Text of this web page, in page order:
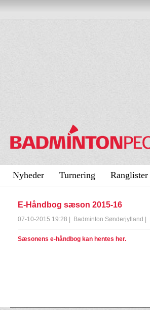
Nyheder Turnering Ranglister
E-Håndbog sæson 2015-16
07-10-2015 19:28 Badminton Sønderjylland
Sæsonens e-håndbog kan hentes her.